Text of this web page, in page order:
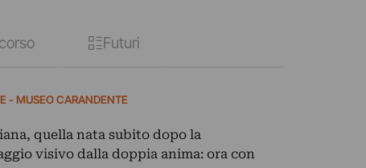
Futuri
- MUSEO CARANDENTE
quella nata subito dopo la
visivo dalla doppia anima: ora con